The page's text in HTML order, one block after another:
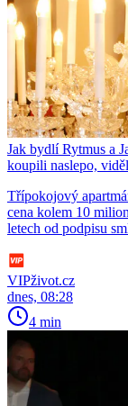
Jak bydlí Rytmus a
koupili naslepo,
Třípokojový
cena kolem 10
letech od podpisu
VIPživot.cz
dnes, 08:28
4 min